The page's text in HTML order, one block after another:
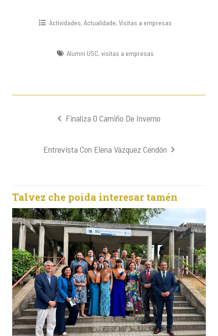
Actividades, Actualidade, Visitas a empresas
Alumni USC,visitas a empresas
NavegaciónFinaliza O Camiño De Inverno
Entrevista Con Elena Vázquez Cendón
Talvez che poida interesar tamén